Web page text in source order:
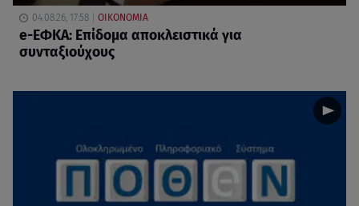
04.08.26, 17:58 ΟΙΚΟΝΟΜΙΑ
e-ΕΦΚΑ: Επίδομα αποκλειστικά για
συνταξιούχους